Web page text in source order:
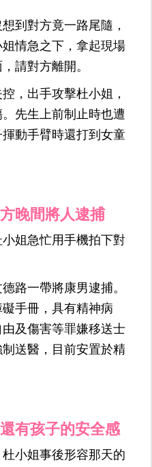
到對方竟一路尾隨，
情急之下，拿起現場
請對方離開。
，出手攻擊杜小姐，
先生上前制止時也遭
動手臂時還打到女童
晚間將人逮捕
姐急忙用手機拍下對
路一帶將康男逮捕。
手冊，具有精神病
及傷害等罪嫌移送士
送醫，目前安置於精
有孩子的安全感
杜小姐事後形容那天的